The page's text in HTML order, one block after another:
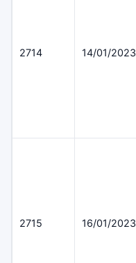
2714 14/01/2023
2715 16/01/2023